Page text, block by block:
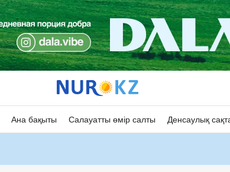
Ана бақыты Салауатты өмір салты Денсаулық